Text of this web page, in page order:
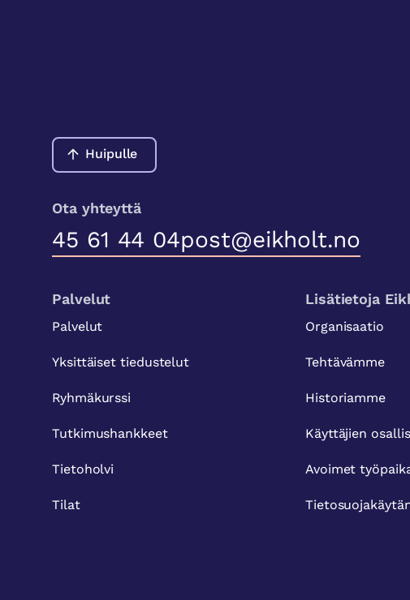
Huipulle
Ota yhteyttä
45 61 44 04post@eikholt.no
Palvelut
Palvelut
Yksittäiset tiedustelut
Ryhmäkurssi
Tutkimushankkeet
Tietoholvi
Tilat
Lisätietoja
Organisaatio
Tehtävämme
Historiamme
Käyttäjien
Avoimet